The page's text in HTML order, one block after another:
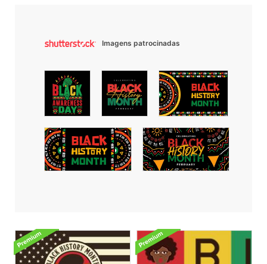
Imagens patrocinadas